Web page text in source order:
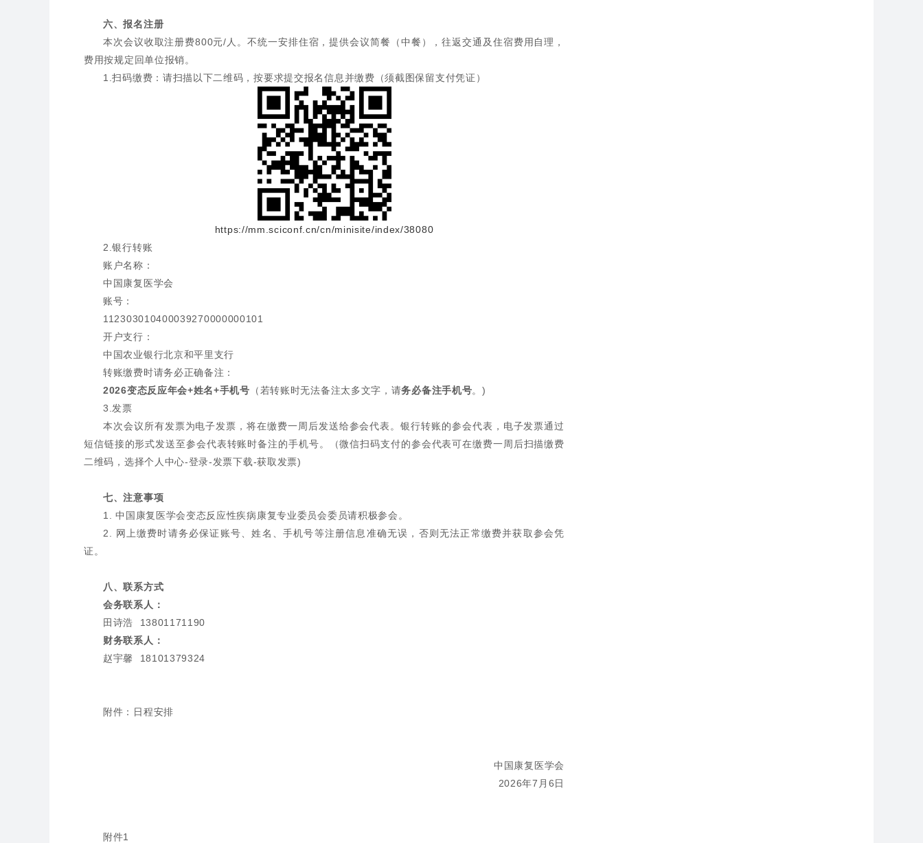
六、报名注册
本次会议收取注册费800元/人。不统一安排住宿，提供会议简餐（中餐），往返交通及住宿费用自理，
费用按规定回单位报销。
1.扫码缴费：请扫描以下二维码，按要求提交报名信息并缴费（须截图保留支付凭证）
https://mm.sciconf.cn/cn/minisite/index/38080
2.银行转账
账户名称：
中国康复医学会
账号：
112303010400039270000000101
开户支行：
中国农业银行北京和平里支行
转账缴费时请务必正确备注：
2026变态反应年会+姓名+手机号 （若转账时无法备注太多文字，请务必备注手机号。)
3.发票
本次会议所有发票为电子发票，将在缴费一周后发送给参会代表。银行转账的参会代表，电子发票通过
短信链接的形式发送至参会代表转账时备注的手机号。（微信扫码支付的参会代表可在缴费一周后扫描缴费
二维码，选择个人中心-登录-发票下载-获取发票)
七、注意事项
1. 中国康复医学会变态反应性疾病康复专业委员会委员请积极参会。
2. 网上缴费时请务必保证账号、姓名、手机号等注册信息准确无误，否则无法正常缴费并获取参会凭
证。
八、联系方式
会务联系人：
田诗浩 13801171190
财务联系人：
赵宇馨 18101379324
附件：日程安排
中国康复医学会
2026年7月6日
附件1